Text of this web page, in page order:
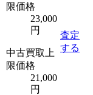
限価格
23,000
円
中古買取上
限価格
21,000
円
査定
する